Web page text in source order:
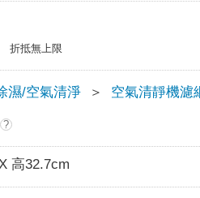
折抵無上限
濕/空氣清淨 ＞ 空氣清靜機濾
?
高32.7cm